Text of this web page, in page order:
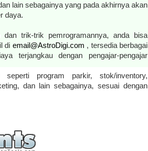
lain sebagainya yang pada akhirnya akan
daya.
dan trik-trik pemrogramannya, anda bisa
di email@AstroDigi.com , tersedia berbagai
terjangkau dengan pengajar-pengajar
program parkir, stok/inventory,
dan lain sebagainya, sesuai dengan